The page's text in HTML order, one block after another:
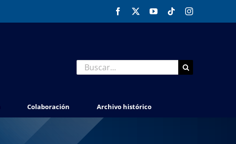
Facebook YouTubeTiktokInstagram
Buscar:
Colaboración Archivo histórico